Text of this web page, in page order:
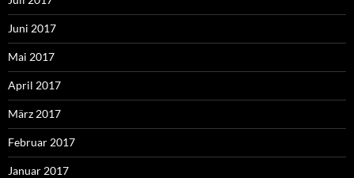
Juni 2017
Mai 2017
April 2017
März 2017
Februar 2017
Januar 2017